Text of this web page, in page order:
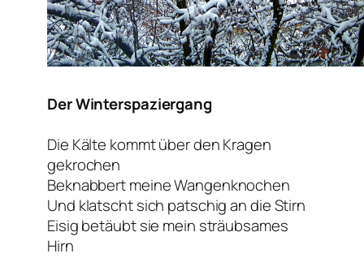
Der Winterspaziergang
Die Kälte kommt über den Kragen
gekrochen
Beknabbert meine Wangenknochen
Und klatscht sich patschig an die Stirn
Eisig betäubt sie mein sträubsames
Hirn